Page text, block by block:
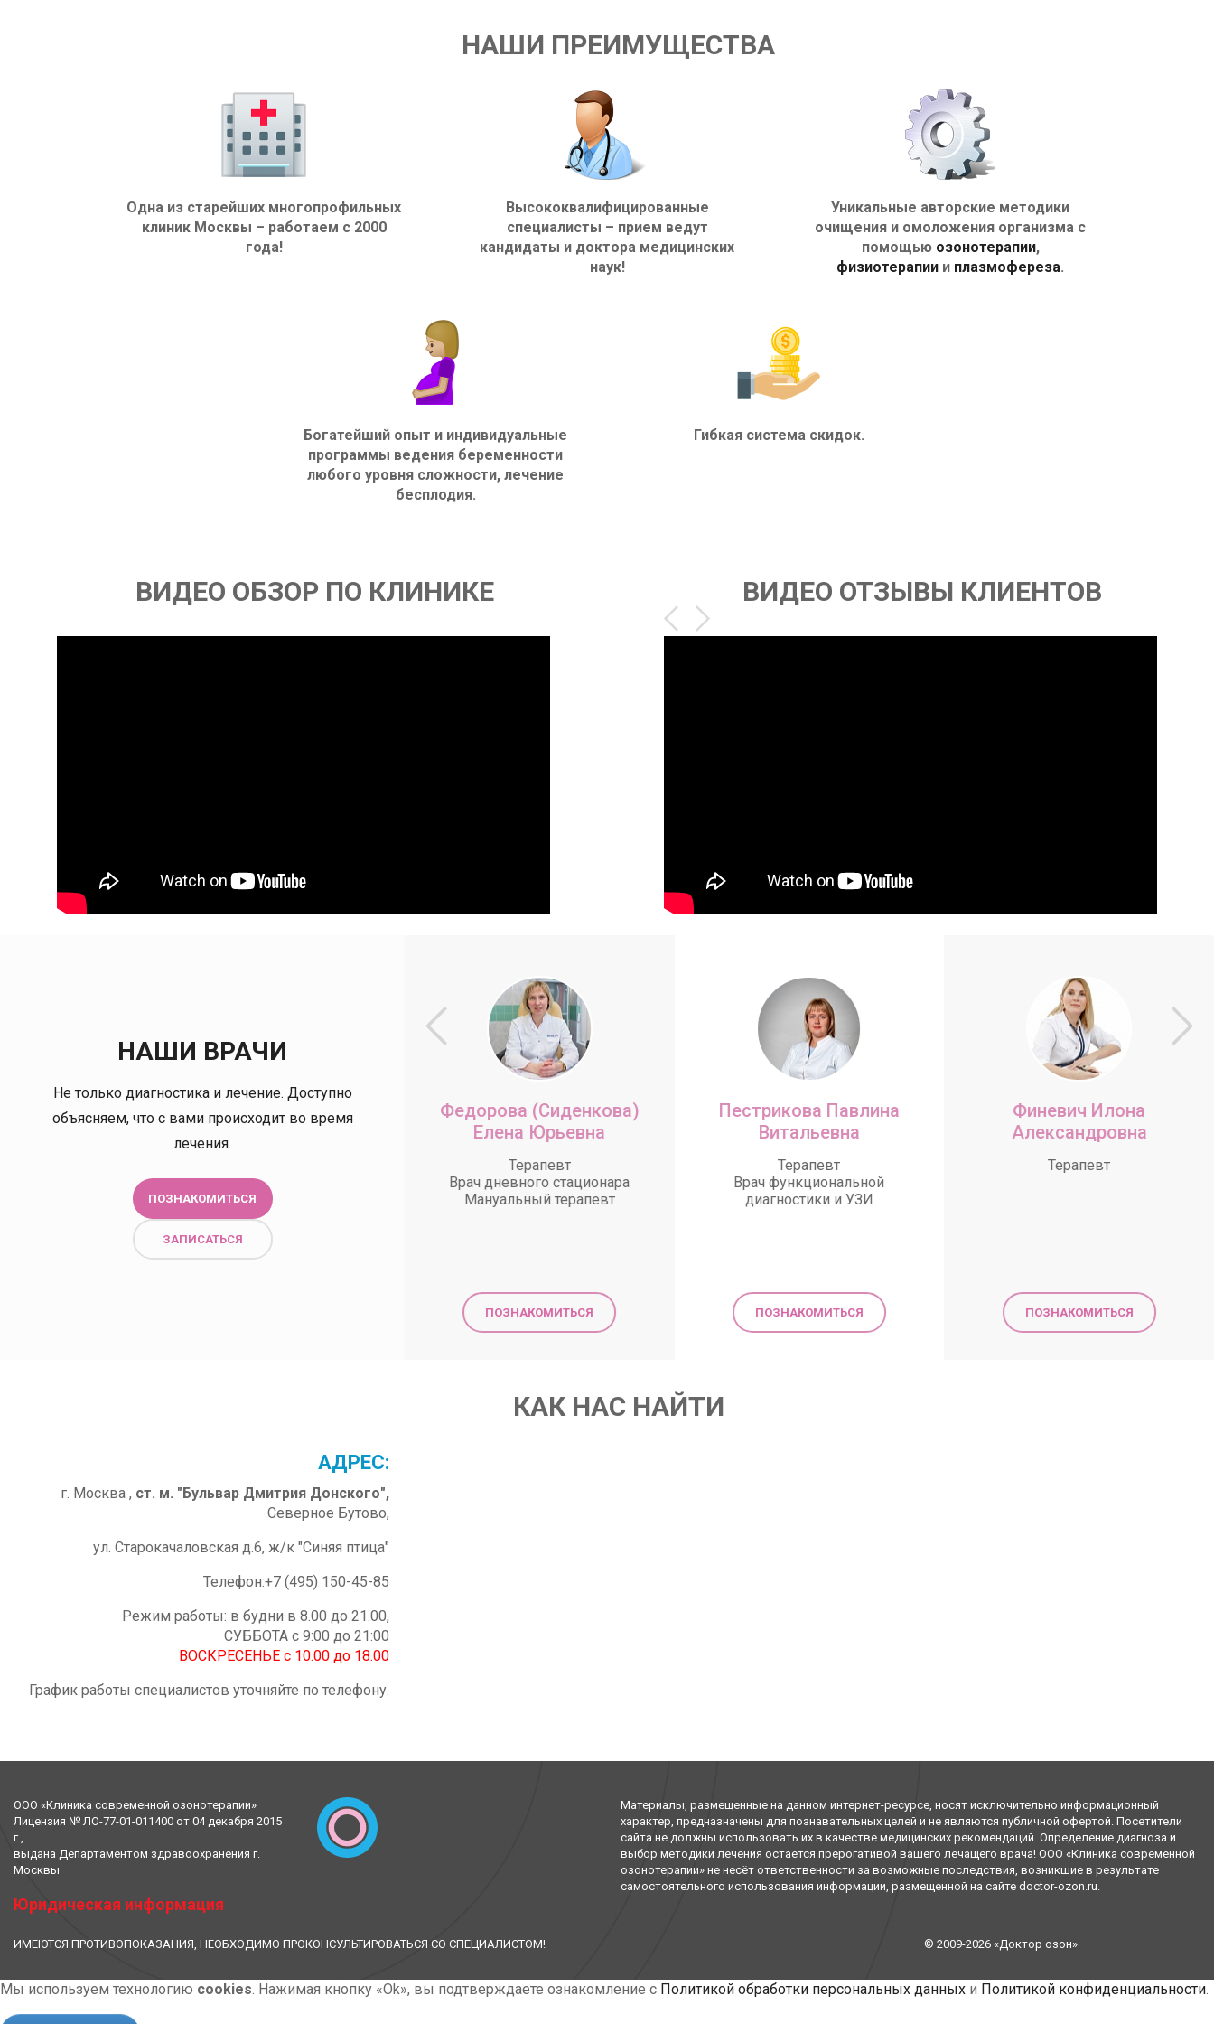
НАШИ ПРЕИМУЩЕСТВА
Одна из старейших многопрофильных
клиник Москвы – работаем с 2000
года!
Высококвалифицированные
специалисты – прием ведут
кандидаты и доктора медицинских
наук!
Уникальные авторские методики
очищения и омоложения организма с
помощью озонотерапии,
физиотерапии и плазмофереза.
Богатейший опыт и индивидуальные
программы ведения беременности
любого уровня сложности, лечение
бесплодия.
Гибкая система скидок.
ВИДЕО ОБЗОР ПО КЛИНИКЕ ВИДЕО ОТЗЫВЫ КЛИЕНТОВ
НАШИ ВРАЧИ
Не только диагностика и лечение. Доступно
объясняем, что с вами происходит во время
лечения.
ПОЗНАКОМИТЬСЯ
ЗАПИСАТЬСЯ
Львовна
Акимов Дмитрий
Владимирович
Врач ультразвуковой
диагностики
Федорова (Сиденкова)
Елена Юрьевна
Терапевт
Врач дневного стационара
Мануальный терапевт
ПОЗНАКОМИТЬСЯ
Пестрикова Павлина
Витальевна
Терапевт
Врач функциональной
диагностики и УЗИ
ПОЗНАКОМИТЬСЯ
Финевич Илона
Александровна
Терапевт
ПОЗНАКОМИТЬСЯ
КАК НАС НАЙТИ
АДРЕС:
г. Москва , ст. м. "Бульвар Дмитрия Донского",
Северное Бутово,
ул. Старокачаловская д.6, ж/к "Синяя птица"
Телефон:+7 (495) 150-45-85
Режим работы: в будни в 8.00 до 21.00,
СУББОТА с 9:00 до 21:00
ВОСКРЕСЕНЬЕ с 10.00 до 18.00
График работы специалистов уточняйте по телефону.
ООО «Клиника современной озонотерапии»
Лицензия № ЛО-77-01-011400 от 04 декабря 2015
г.,
выдана Департаментом здравоохранения г.
Москвы
Юридическая информация
Материалы, размещенные на данном интернет-ресурсе, носят исключительно информационный
характер, предназначены для познавательных целей и не являются публичной офертой. Посетители
сайта не должны использовать их в качестве медицинских рекомендаций. Определение диагноза и
выбор методики лечения остается прерогативой вашего лечащего врача! ООО «Клиника современной
озонотерапии» не несёт ответственности за возможные последствия, возникшие в результате
самостоятельного использования информации, размещенной на сайте doctor-ozon.ru.
ИМЕЮТСЯ ПРОТИВОПОКАЗАНИЯ, НЕОБХОДИМО ПРОКОНСУЛЬТИРОВАТЬСЯ СО СПЕЦИАЛИСТОМ! © 2009-2026 «Доктор озон»
Мы используем технологию cookies. Нажимая кнопку «Ok», вы подтверждаете ознакомление с Политикой обработки персональных данных и Политикой конфиденциальности.